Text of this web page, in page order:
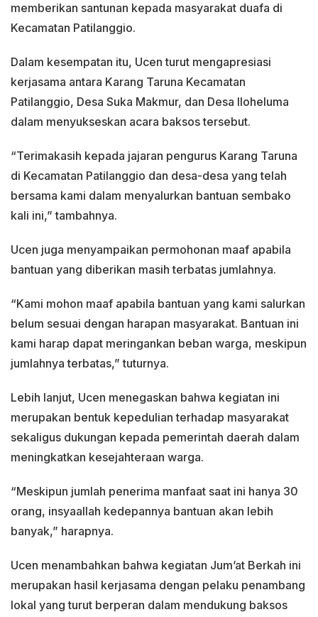
memberikan santunan kepada masyarakat duafa di
Kecamatan Patilanggio.
Dalam kesempatan itu, Ucen turut mengapresiasi
kerjasama antara Karang Taruna Kecamatan
Patilanggio, Desa Suka Makmur, dan Desa Iloheluma
dalam menyukseskan acara baksos tersebut.
“Terimakasih kepada jajaran pengurus Karang Taruna
di Kecamatan Patilanggio dan desa-desa yang telah
bersama kami dalam menyalurkan bantuan sembako
kali ini,” tambahnya.
Ucen juga menyampaikan permohonan maaf apabila
bantuan yang diberikan masih terbatas jumlahnya.
“Kami mohon maaf apabila bantuan yang kami salurkan
belum sesuai dengan harapan masyarakat. Bantuan ini
kami harap dapat meringankan beban warga, meskipun
jumlahnya terbatas,” tuturnya.
Lebih lanjut, Ucen menegaskan bahwa kegiatan ini
merupakan bentuk kepedulian terhadap masyarakat
sekaligus dukungan kepada pemerintah daerah dalam
meningkatkan kesejahteraan warga.
“Meskipun jumlah penerima manfaat saat ini hanya 30
orang, insyaallah kedepannya bantuan akan lebih
banyak,” harapnya.
Ucen menambahkan bahwa kegiatan Jum’at Berkah ini
merupakan hasil kerjasama dengan pelaku penambang
lokal yang turut berperan dalam mendukung baksos